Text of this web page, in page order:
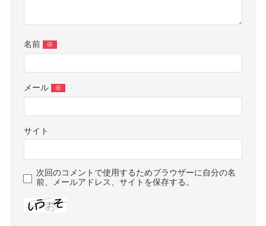
名前 ※
メール ※
サイト
次回のコメントで使用するためブラウザーに自分の名
前、メールアドレス、サイトを保存する。